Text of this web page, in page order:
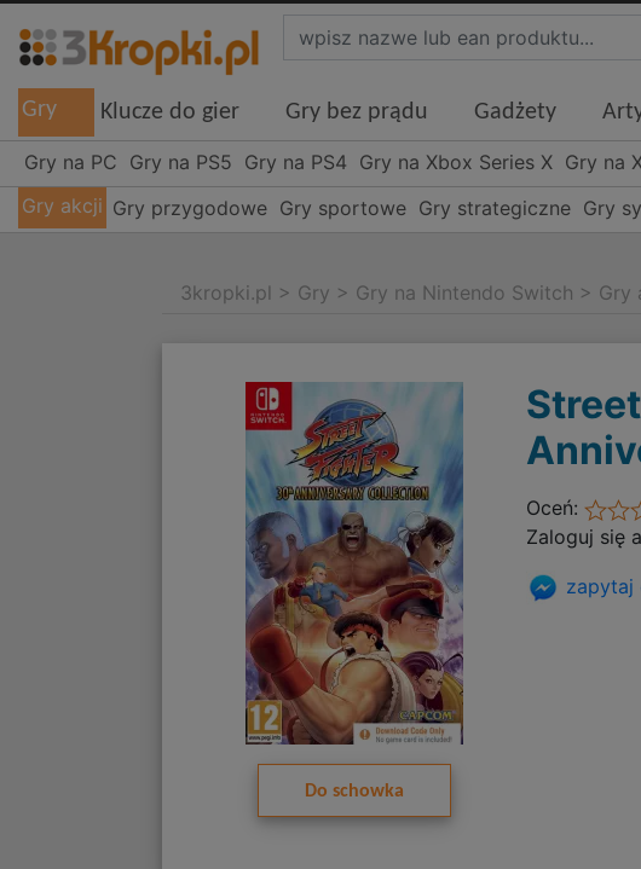
Gry Klucze do gier Gry bez prądu Gadżety
Gry na PC Gry na PS5 Gry na PS4 Gry na Xbox Series X Gry na
Gry akcji Gry przygodowe Gry sportowe Gry strategiczne Gry
3kropki.pl > Gry > Gry na Nintendo Switch > Gry
Do schowka
Oceń:
Zaloguj się
zapytaj